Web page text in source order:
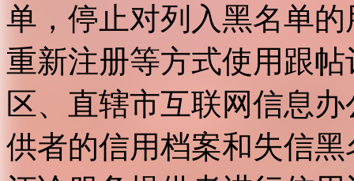
单，停止对列入黑名单
重新注册等方式使用跟
区、直辖市互联网信息
供者的信用档案和失信